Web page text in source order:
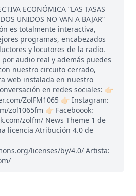
ECONÓMICA “LAS TASAS
UNIDOS NO VAN A BAJAR”
es totalmente interactiva,
programas, encabezados
y locutores de la radio.
por audio real y además puedes
nuestro circuito cerrado,
web instalada en nuestro
en redes sociales: 👉🏻
ZolFM1065 👉🏻 Instagram:
👉🏻 Faceboook:
zolfm/ News Theme 1 de
licencia Atribución 4.0 de
licenses/by/4.0/ Artista: